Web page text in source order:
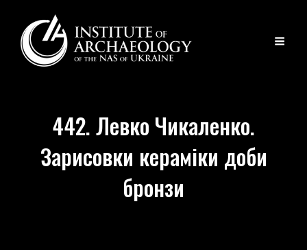
442. Левко Чикаленко.
Зарисовки кераміки доби
бронзи